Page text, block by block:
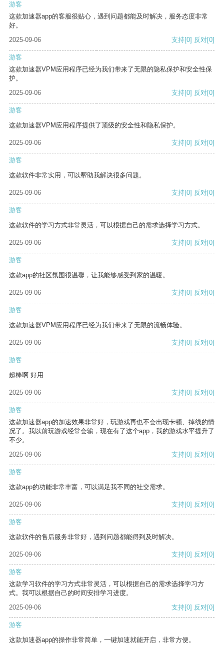
游客
这款加速器app的客服很贴心，遇到问题都能及时解决，服务态度非常
好。
2025-09-06
支持[0] 反对[0]
游客
这款加速器VPM应用程序已经为我们带来了无限的隐私保护和安全性保
护。
2025-09-06
支持[0] 反对[0]
游客
这款加速器VPM应用程序提供了顶级的安全性和隐私保护。
2025-09-06 支持[0] 反对[0]
游客
这款软件非常实用，可以帮助我解决很多问题。
2025-09-06 支持[0] 反对[0]
游客
这款软件的学习方式非常灵活，可以根据自己的需求选择学习方式。
2025-09-06 支持[0] 反对[0]
游客
这款app的社区氛围很温馨，让我能够感受到家的温暖。
2025-09-06 支持[0] 反对[0]
游客
这款加速器VPM应用程序已经为我们带来了无限的流畅体验。
2025-09-06 支持[0] 反对[0]
游客
超棒啊 好用
2025-09-06 支持[0] 反对[0]
游客
这款加速器app的加速效果非常好，玩游戏再也不会出现卡顿、掉线的情
况了。我以前玩游戏经常会输，现在有了这个app，我的游戏水平提升了
不少。
2025-09-06
支持[0] 反对[0]
游客
这款app的功能非常丰富，可以满足我不同的社交需求。
2025-09-06 支持[0] 反对[0]
游客
这款软件的售后服务非常好，遇到问题都能得到及时解决。
2025-09-06 支持[0] 反对[0]
游客
这款学习软件的学习方式非常灵活，可以根据自己的需求选择学习方
式。我可以根据自己的时间安排学习进度。
2025-09-06
支持[0] 反对[0]
游客
这款加速器app的操作非常简单，一键加速就能开启，非常方便。